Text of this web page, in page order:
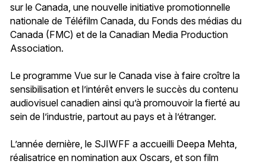
sur le Canada, une nouvelle initiative promotionnelle
nationale de Téléfilm Canada, du Fonds des médias du
Canada (FMC) et de la Canadian Media Production
Association.
Le programme Vue sur le Canada vise à faire croître la
sensibilisation et l’intérêt envers le succès du contenu
audiovisuel canadien ainsi qu’à promouvoir la fierté au
sein de l’industrie, partout au pays et à l’étranger.
L’année dernière, le SJIWFF a accueilli Deepa Mehta,
réalisatrice en nomination aux Oscars, et son film